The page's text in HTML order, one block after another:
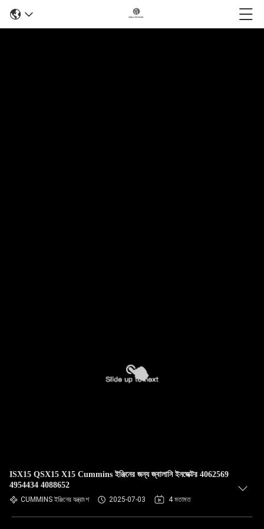
ISX15 QSX15 X15 Cummins ইঞ্জিনের জন্য জ্বালানি ইনজেক্টর 4062569
4954434 4088652
CUMMINS ইঞ্জিনের যন্ত্রাংশ 2025-07-03 4 মতামত